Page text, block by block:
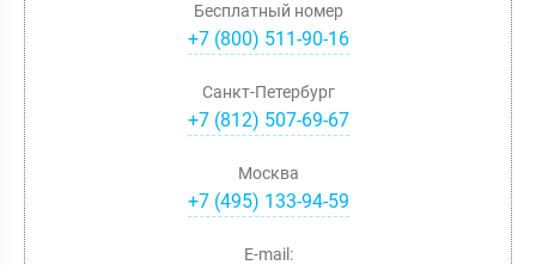
Бесплатный номер
+7 (800) 511-90-16
Санкт-Петербург
+7(812) 507-69-67
Москва
+7(495) 133-94-59
E-mail: